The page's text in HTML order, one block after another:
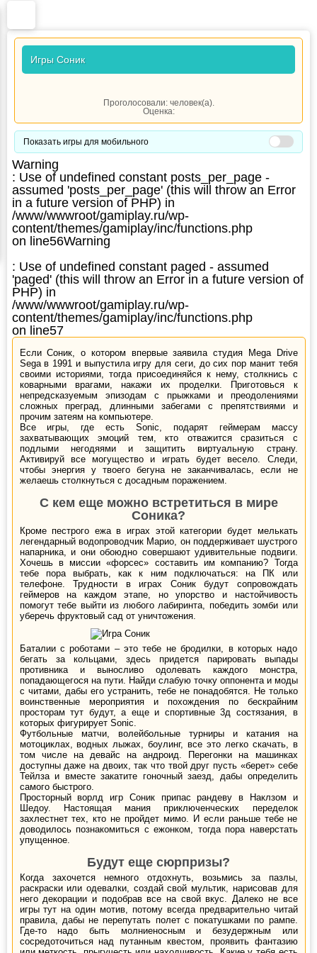
Игры Соник
Проголосовали: человек(а).
Оценка:
Показать игры для мобильного
Warning
: Use of undefined constant posts_per_page -
assumed 'posts_per_page' (this will throw an Error
in a future version of PHP) in
/www/wwwroot/gamiplay.ru/wp-
content/themes/gamiplay/inc/functions.php
on line56Warning
: Use of undefined constant paged - assumed
'paged' (this will throw an Error in a future version of
PHP) in
/www/wwwroot/gamiplay.ru/wp-
content/themes/gamiplay/inc/functions.php
on line57
Если Соник, о котором впервые заявила студия Mega Drive
Sega в 1991 и выпустила игру для сеги, до сих пор манит тебя
своими историями, тогда присоединяйся к нему, столкнись с
коварными врагами, накажи их проделки. Приготовься к
непредсказуемым эпизодам с прыжками и преодолениями
сложных преград, длинными забегами с препятствиями и
прочим затеям на компьютере.
Все игры, где есть Sonic, подарят геймерам массу
захватывающих эмоций тем, кто отважится сразиться с
подлыми негодяями и защитить виртуальную страну.
Активируй все могущество и играть будет весело. Следи,
чтобы энергия у твоего бегуна не заканчивалась, если не
желаешь столкнуться с досадным поражением.
С кем еще можно встретиться в мире
Соника?
Кроме пестрого ежа в играх этой категории будет мелькать
легендарный водопроводчик Марио, он поддерживает шустрого
напарника, и они обоюдно совершают удивительные подвиги.
Хочешь в миссии «форсес» составить им компанию? Тогда
тебе пора выбрать, как к ним подключаться: на ПК или
телефоне. Трудности в играх Соник будут сопровождать
геймеров на каждом этапе, но упорство и настойчивость
помогут тебе выйти из любого лабиринта, победить зомби или
уберечь фруктовый сад от уничтожения.
Баталии с роботами – это тебе не бродилки, в которых надо
бегать за кольцами, здесь придется парировать выпады
противника и выносливо одолевать каждого монстра,
попадающегося на пути. Найди слабую точку оппонента и моды
с читами, дабы его устранить, тебе не понадобятся. Не только
воинственные мероприятия и похождения по бескрайним
просторам тут будут, а еще и спортивные 3д состязания, в
которых фигурирует Sonic.
Футбольные матчи, волейбольные турниры и катания на
мотоциклах, водных лыжах, боулинг, все это легко скачать, в
том числе на девайс на андроид. Перегонки на машинках
доступны даже на двоих, так что твой друг пусть «берет» себе
Тейлза и вместе закатите гоночный заезд, дабы определить
самого быстрого.
Просторный ворлд игр Соник припас рандеву в Наклзом и
Шедоу. Настоящая мания приключенческих переделок
захлестнет тех, кто не пройдет мимо. И если раньше тебе не
доводилось познакомиться с ежонком, тогда пора наверстать
упущенное.
Будут еще сюрпризы?
Когда захочется немного отдохнуть, возьмись за пазлы,
раскраски или одевалки, создай свой мультик, нарисовав для
него декорации и подобрав все на свой вкус. Далеко не все
игры тут на один мотив, потому всегда предварительно читай
правила, дабы не перепутать полет с покатушками по рампе.
Где-то надо быть молниеносным и безудержным или
сосредоточиться над путанным квестом, проявить фантазию